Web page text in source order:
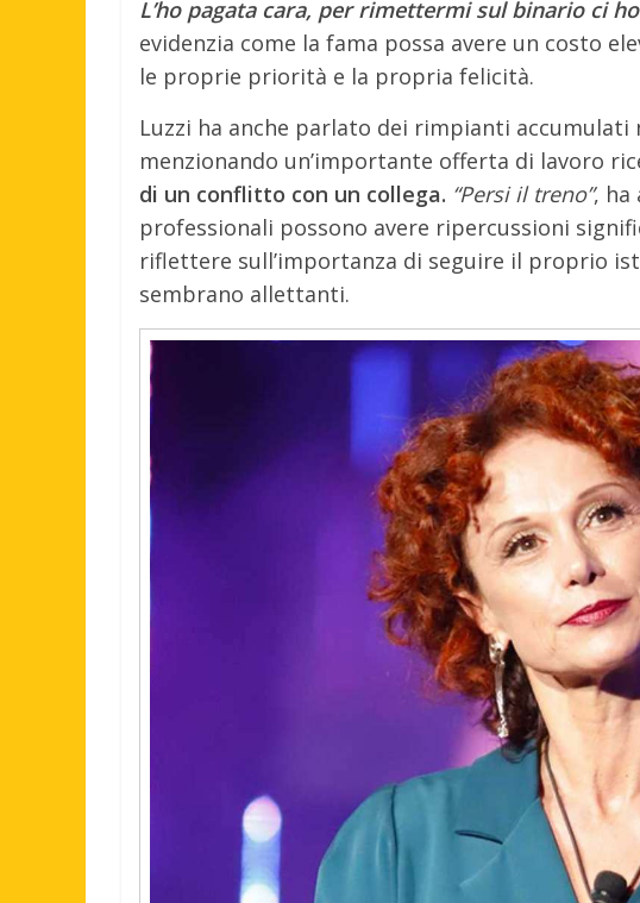
L’ho pagata cara, per rimettermi sul binario ci ho
evidenzia come la fama possa avere un costo
le proprie priorità e la propria felicità.
Luzzi ha anche parlato dei rimpianti accumulati
menzionando un’importante offerta di lavoro
di un conflitto con un collega. “Persi il treno”, ha
professionali possono avere ripercussioni
riflettere sull’importanza di seguire il proprio
sembrano allettanti.